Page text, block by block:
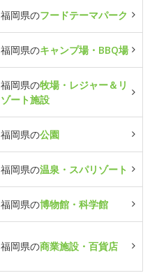
福岡県のフードテーマパーク
福岡県のキャンプ場・BBQ場
福岡県の牧場・レジャー＆リ
ゾート施設
福岡県の公園
福岡県の温泉・スパリゾート
福岡県の博物館・科学館
福岡県の商業施設・百貨店